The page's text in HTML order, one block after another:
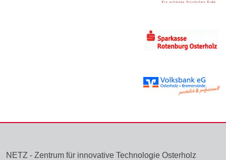
NETZ - Zentrum für innovative Technologie Osterholz